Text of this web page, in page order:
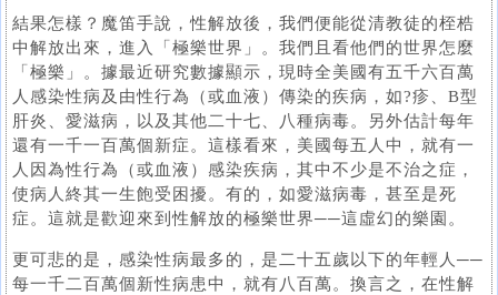
結果怎樣？魔笛手說，性解放後，我們便能從清教徒的桎梏
中解放出來，進入「極樂世界」。我們且看他們的世界怎麼
「極樂」。據最近研究數據顯示，現時全美國有五千六百萬
人感染性病及由性行為（或血液）傳染的疾病，如?疹、B型
肝炎、愛滋病，以及其他二十七、八種病毒。另外估計每年
還有一千一百萬個新症。這樣看來，美國每五人中，就有一
人因為性行為（或血液）感染疾病，其中不少是不治之症，
使病人終其一生飽受困擾。有的，如愛滋病毒，甚至是死
症。這就是歡迎來到性解放的極樂世界──這虛幻的樂園。
更可悲的是，感染性病最多的，是二十五歲以下的年輕人──
每一千二百萬個新性病患中，就有八百萬。換言之，在性解